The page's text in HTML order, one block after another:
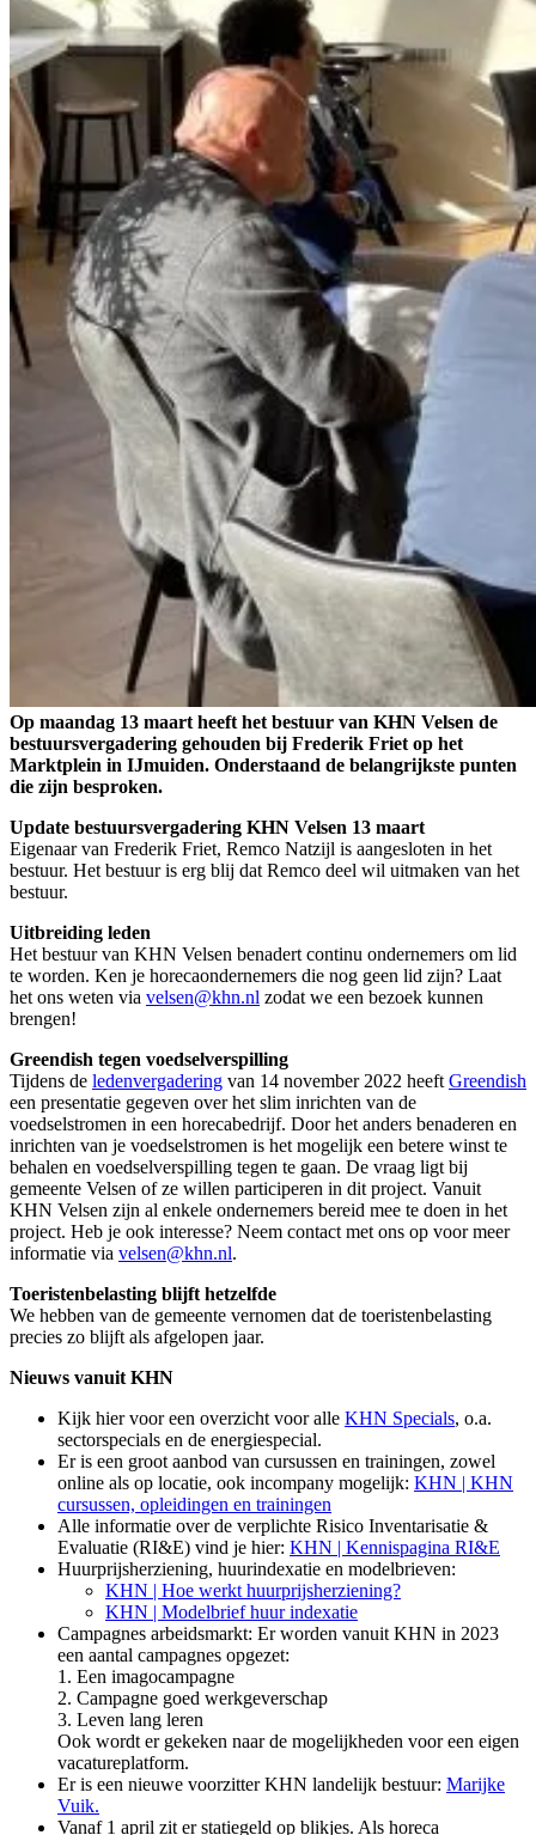
Op maandag 13 maart heeft het bestuur van KHN Velsen de
bestuursvergadering gehouden bij Frederik Friet op het
Marktplein in IJmuiden. Onderstaand de belangrijkste punten
die zijn besproken.
Update bestuursvergadering KHN Velsen 13 maart
Eigenaar van Frederik Friet, Remco Natzijl is aangesloten in het
bestuur. Het bestuur is erg blij dat Remco deel wil uitmaken van het
bestuur.
Uitbreiding leden
Het bestuur van KHN Velsen benadert continu ondernemers om lid
te worden. Ken je horecaondernemers die nog geen lid zijn? Laat
het ons weten via velsen@khn.nl zodat we een bezoek kunnen
brengen!
Greendish tegen voedselverspilling
Tijdens de ledenvergadering van 14 november 2022 heeft Greendish
een presentatie gegeven over het slim inrichten van de
voedselstromen in een horecabedrijf. Door het anders benaderen en
inrichten van je voedselstromen is het mogelijk een betere winst te
behalen en voedselverspilling tegen te gaan. De vraag ligt bij
gemeente Velsen of ze willen participeren in dit project. Vanuit
KHN Velsen zijn al enkele ondernemers bereid mee te doen in het
project. Heb je ook interesse? Neem contact met ons op voor meer
informatie via velsen@khn.nl.
Toeristenbelasting blijft hetzelfde
We hebben van de gemeente vernomen dat de toeristenbelasting
precies zo blijft als afgelopen jaar.
Nieuws vanuit KHN
Kijk hier voor een overzicht voor alle KHN Specials, o.a.
sectorspecials en de energiespecial.
Er is een groot aanbod van cursussen en trainingen, zowel
online als op locatie, ook incompany mogelijk: KHN | KHN
cursussen, opleidingen en trainingen
Alle informatie over de verplichte Risico Inventarisatie &
Evaluatie (RI&E) vind je hier: KHN | Kennispagina RI&E
Huurprijsherziening, huurindexatie en modelbrieven:
KHN | Hoe werkt huurprijsherziening?
KHN | Modelbrief huur indexatie
Campagnes arbeidsmarkt: Er worden vanuit KHN in 2023
een aantal campagnes opgezet:
1. Een imagocampagne
2. Campagne goed werkgeverschap
3. Leven lang leren
Ook wordt er gekeken naar de mogelijkheden voor een eigen
vacatureplatform.
Er is een nieuwe voorzitter KHN landelijk bestuur: Marijke
Vuik.
Vanaf 1 april zit er statiegeld op blikjes. Als horeca